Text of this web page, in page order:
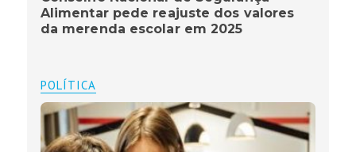
Alimentar pede reajuste dos valores
da merenda escolar em 2025
POLÍTICA